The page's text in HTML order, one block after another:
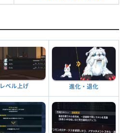
レベル上げ 進化・退化